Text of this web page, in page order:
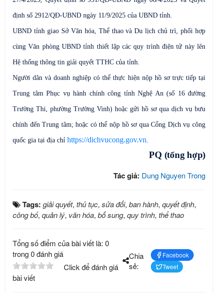
định số 2912/QĐ-UBND ngày 11/9/2025 của UBND tỉnh.
UBND tỉnh giao Sở Văn hóa, Thể thao và Du lịch chủ trì, phối hợp
cùng Văn phòng UBND tỉnh thiết lập các quy trình điện tử này lên
Hệ thống thông tin giải quyết TTHC của tỉnh.
Người dân và doanh nghiệp có thể thực hiện nộp hồ sơ trực tiếp tại
Trung tâm Phục vụ hành chính công tỉnh Nghệ An (số 16 đường
Trường Thi, phường Trường Vinh) hoặc gửi hồ sơ qua dịch vụ bưu
chính đến Trung tâm; hoặc có thể nộp hồ sơ qua Cổng Dịch vụ công
quốc gia tại địa chỉ https://dichvucong.gov.vn.
PQ (tổng hợp)
Tác giả: Dung Nguyen Trong
Tags: giải quyết, thủ tục, sửa đổi, ban hành, quyết định,
công bố, quản lý, văn hóa, bổ sung, quy trình, thể thao
Tổng số điểm của bài viết là: 0
trong 0 đánh giá
Click để đánh giá
bài viết
Chia
sẻ:
Facebook
Tweet